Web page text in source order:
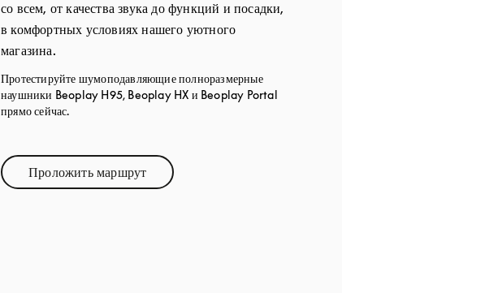
со всем, от качества звука до функций и посадки,
в комфортных условиях нашего уютного
магазина.
Протестируйте шумоподавляющие полноразмерные
наушники Beoplay H95, Beoplay HX и Beoplay Portal
прямо сейчас.
Проложить маршрутLink Opens in New Tab